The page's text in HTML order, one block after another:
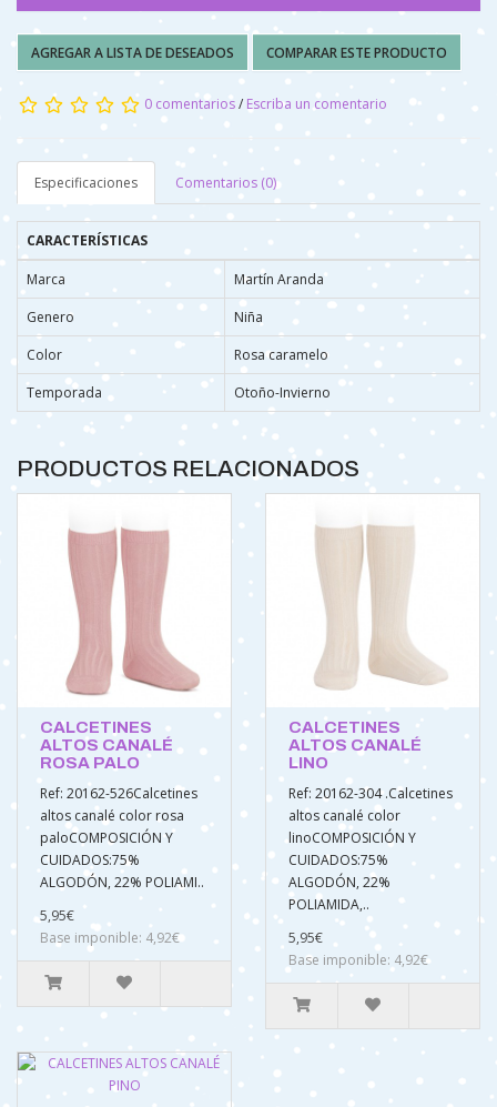
AGREGAR A LISTA DE DESEADOS COMPARAR ESTE PRODUCTO
0 comentarios/ Escriba un comentario
Especificaciones Comentarios (0)
CARACTERÍSTICAS
Marca
Martín Aranda
Genero
Niña
Color
Rosa caramelo
Temporada
Otoño-Invierno
PRODUCTOS RELACIONADOS
CALCETINES
ALTOS CANALÉ
ROSA PALO
Ref: 20162-526Calcetines
altos canalé color rosa
paloCOMPOSICIÓN Y
CUIDADOS:75%
ALGODÓN, 22% POLIAMI..
5,95€
Base imponible: 4,92€
CALCETINES
ALTOS CANALÉ
LINO
Ref: 20162-304 .Calcetines
altos canalé color
linoCOMPOSICIÓN Y
CUIDADOS:75%
ALGODÓN, 22%
POLIAMIDA,..
5,95€
Base imponible: 4,92€